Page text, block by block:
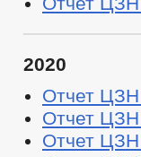
2020
Отчет ЦЗН
Отчет ЦЗН
Отчет ЦЗН